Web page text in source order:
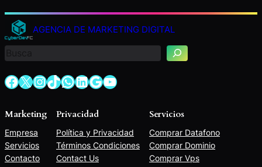
AGENCIA DE MARKETING DIGITAL
B
s
a
r
Facebook X InstagramTikTok WhatsApp LinkedIn Google YouTube
Marketing
Empresa
Servicios
Contacto
Privacidad
Política y Privacidad
Términos Condiciones
Contact Us
Servicios
Comprar Datafono
Comprar Dominio
Comprar Vps